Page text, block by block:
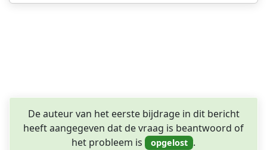
De auteur van het eerste bijdrage in dit bericht
heeft aangegeven dat de vraag is beantwoord of
het probleem is
.